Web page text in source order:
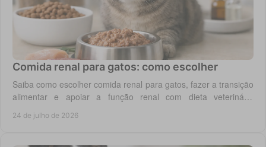
Comida renal para gatos: como escolher
Saiba como escolher comida renal para gatos, fazer a transição
alimentar e apoiar a função renal com dieta veterinária
24 de julho de 2026